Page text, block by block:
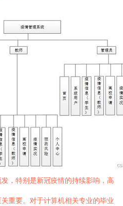
，特别是新冠疫情的持续影响，高
重要。对于计算机相关专业的毕业